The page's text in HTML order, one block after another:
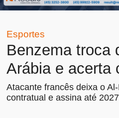
Esportes
Benzema troca
Arábia e acerta
Atacante francês deixa o
contratual e assina até